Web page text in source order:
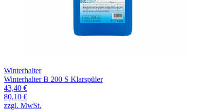
Winterhalter
Winterhalter B 200 S Klarspüler
43,40 €
80,10 €
zzgl. MwSt.